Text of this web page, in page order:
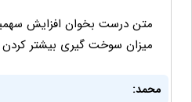
متن درست بخوان افزایش
میزان سوخت گیری بیشتر کردن
محمد: